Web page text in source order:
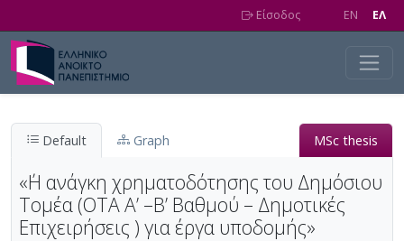
Είσοδος EN EΛ
Default Graph MSc thesis
«΄Η ανάγκη χρηματοδότησης του Δημόσιου
Τομέα (ΟΤΑ Α’ –Β’ Βαθμού – Δημοτικές
Επιχειρήσεις ) για έργα υποδομής»